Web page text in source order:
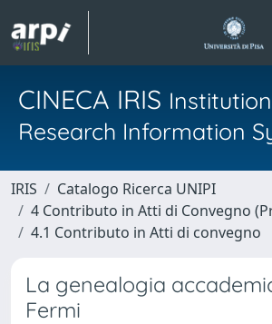
CINECA IRIS
Research Information
IRIS
Catalogo Ricerca UNIPI
4 Contributo in Atti di Convegno
4.1 Contributo in Atti di convegno
La genealogia
Fermi